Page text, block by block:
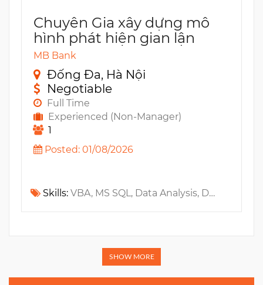
Chuyên Gia xây dựng mô
hình phát hiện gian lận
MB Bank
Đống Đa, Hà Nội
Negotiable
Full Time
Experienced (Non-Manager)
1
Posted: 01/08/2026
Skills: VBA, MS SQL, Data Analysis, Digital Marketing, R, Data Mining, Machine Learning, Python
SHOW MORE